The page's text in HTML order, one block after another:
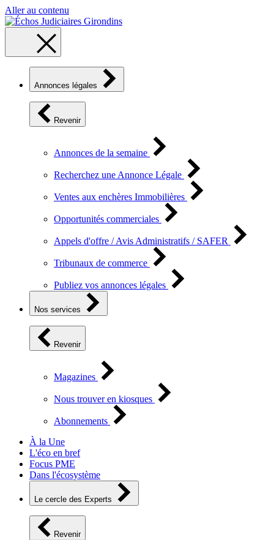
Aller au contenu
Annonces légales
Revenir
Annonces de la semaine
Recherchez une Annonce Légale
Ventes aux enchères Immobilières
Opportunités commerciales
Appels d'offre / Avis Administratifs / SAFER
Tribunaux de commerce
Publiez vos annonces légales
Nos services
Revenir
Magazines
Nous trouver en kiosques
Abonnements
À la Une
L'éco en bref
Focus PME
Dans l'écosystème
Le cercle des Experts
Revenir